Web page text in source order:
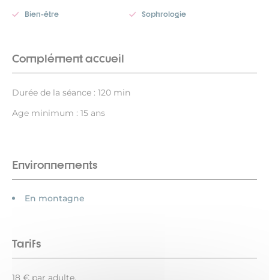
Bien-être Sophrologie
Complément accueil
Durée de la séance : 120 min
Age minimum : 15 ans
Environnements
En montagne
Tarifs
18 € par adulte.